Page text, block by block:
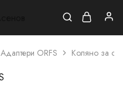
Адаптери ORFS Коляно за